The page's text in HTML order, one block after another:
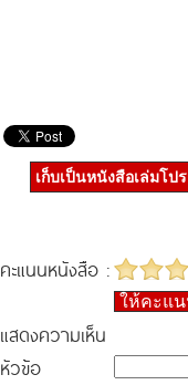
เก็บเป็นหนังสือเล่มโป
คะแนนหนังสือ :
ให้คะแ
แสดงความเห็น
หัวข้อ